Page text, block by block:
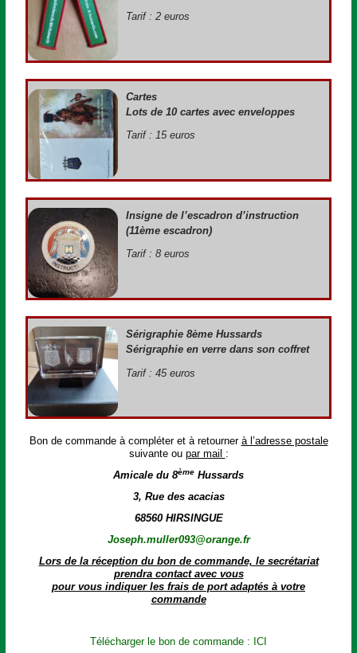
Tarif : 2 euros
Cartes
Lots de 10 cartes avec enveloppes
Tarif : 15 euros
Insigne de l’escadron d’instruction
(11ème escadron)
Tarif : 8 euros
Sérigraphie 8ème Hussards
Sérigraphie en verre dans son coffret
Tarif : 45 euros
Bon de commande à compléter et à retourner à l’adresse postale
suivante ou par mail :
Amicale du 8ème Hussards
3, Rue des acacias
68560 HIRSINGUE
Joseph.muller093@orange.fr
Lors de la réception du bon de commande, le secrétariat
prendra contact avec vous
pour vous indiquer les frais de port adaptés à votre
commande
Télécharger le bon de commande : ICI